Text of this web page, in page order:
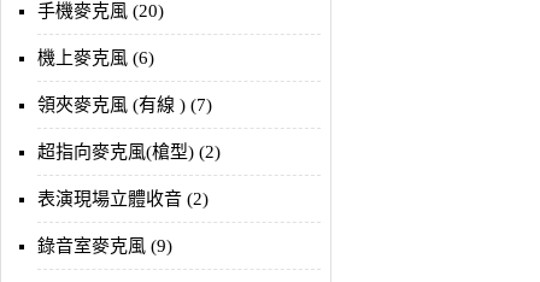
手機麥克風 (20)
機上麥克風 (6)
領夾麥克風 (有線 ) (7)
超指向麥克風(槍型) (2)
表演現場立體收音 (2)
錄音室麥克風 (9)